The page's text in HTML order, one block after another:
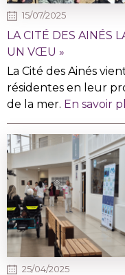
15/07/2025
LA CITÉ DES AINÉS
UN VŒU »
La Cité des Ainés
résidentes en leur
de la mer. En savoir
25/04/2025